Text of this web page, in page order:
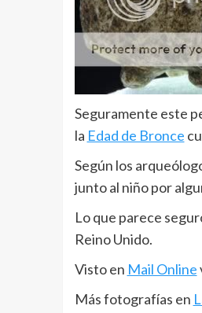
Seguramente este
la Edad de Bronce
Según los
junto al niño por
Lo que parece
Reino Unido.
Visto en Mail Online
Más fotografías en